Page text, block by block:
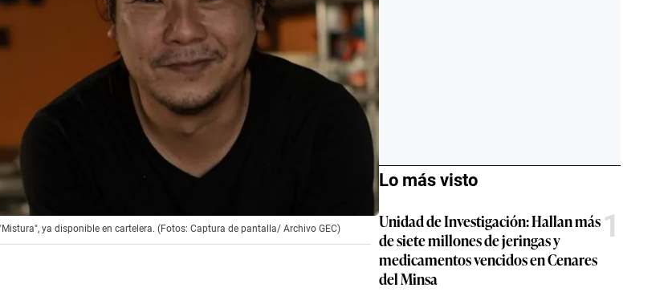
ya disponible en cartelera. (Fotos: Captura de pantalla/ Archivo GEC)
Lo más visto
Unidad de Investigación: Hallan más
de siete millones de jeringas y
medicamentos vencidos en Cenares
del Minsa
1